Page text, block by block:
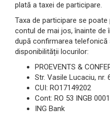
plată a taxei de participare.
Taxa de participare se
contul de mai jos, înainte de
după confirmarea telefonică
disponibilității locurilor:
PROEVENTS &
Str. Vasile Lucaciu, nr.
CUI: RO17149202
Cont: RO 53 INGB
ING Bank